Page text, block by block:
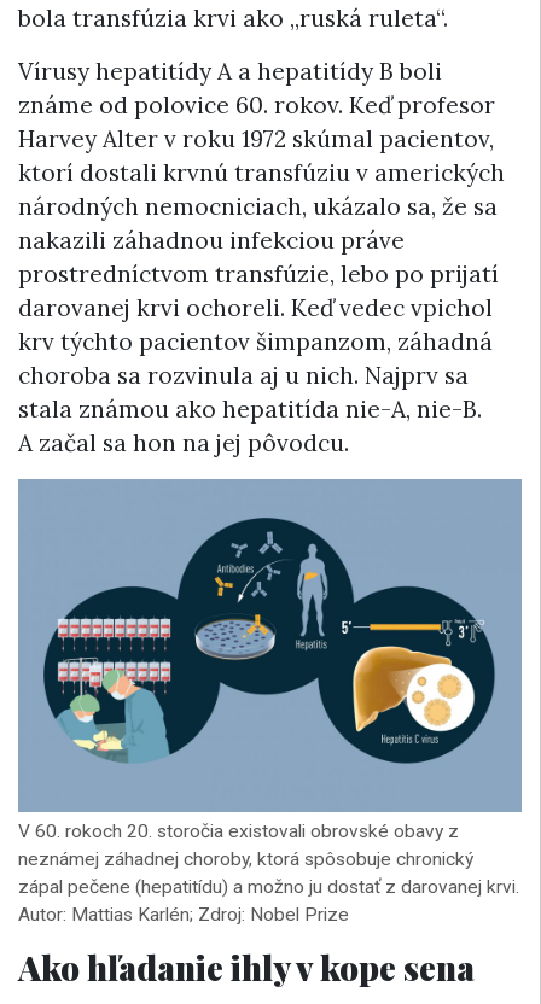
bola transfúzia krvi ako „ruská ruleta“.
Vírusy hepatitídy A a hepatitídy B boli
známe od polovice 60. rokov. Keď profesor
Harvey Alter v roku 1972 skúmal pacientov,
ktorí dostali krvnú transfúziu v amerických
národných nemocniciach, ukázalo sa, že sa
nakazili záhadnou infekciou práve
prostredníctvom transfúzie, lebo po prijatí
darovanej krvi ochoreli. Keď vedec vpichol
krv týchto pacientov šimpanzom, záhadná
choroba sa rozvinula aj u nich. Najprv sa
stala známou ako hepatitída nie-A, nie-B.
A začal sa hon na jej pôvodcu.
V 60. rokoch 20. storočia existovali obrovské obavy z
neznámej záhadnej choroby, ktorá spôsobuje chronický
zápal pečene (hepatitídu) a možno ju dostať z darovanej krvi.
Autor: Mattias Karlén; Zdroj: Nobel Prize
Ako hľadanie ihly v kope sena